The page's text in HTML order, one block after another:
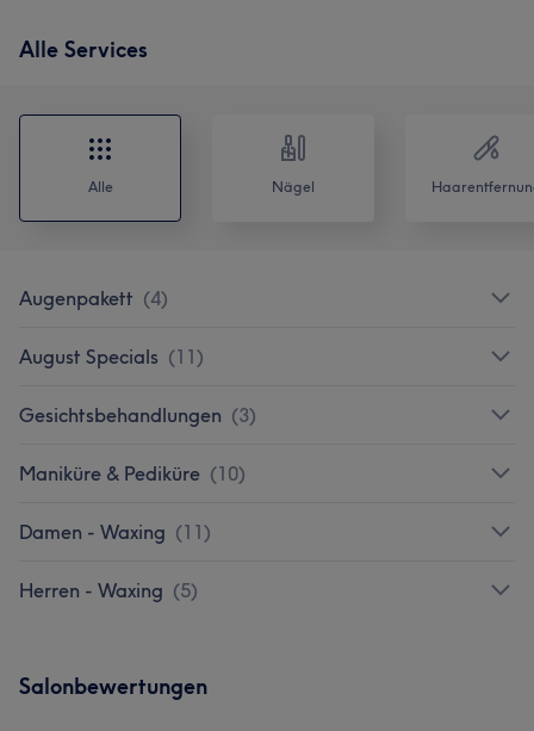
Alle Services
Alle Nägel
Augenpakett (4)
August Specials (11)
Gesichtsbehandlungen (3)
Maniküre & Pediküre (10)
Damen - Waxing (11)
Herren - Waxing (5)
Salonbewertungen